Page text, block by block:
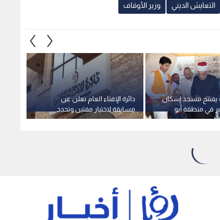
التعايش الديني وزير الأوقاف
دائرة الإفتاء العام تعلن عن
مسابقة لاختيار مفتين وتحدد
شروط التقدم
يفتتح مسجد إسكان
في منطقة أبو